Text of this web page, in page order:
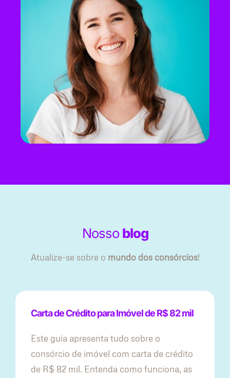
Nosso blog
Atualize-se sobre o mundo dos consórcios!
Carta de Crédito para Imóvel de R$ 82 mil
Este guia apresenta tudo sobre o
consórcio de imóvel com carta de crédito
de R$ 82 mil. Entenda como funciona, as